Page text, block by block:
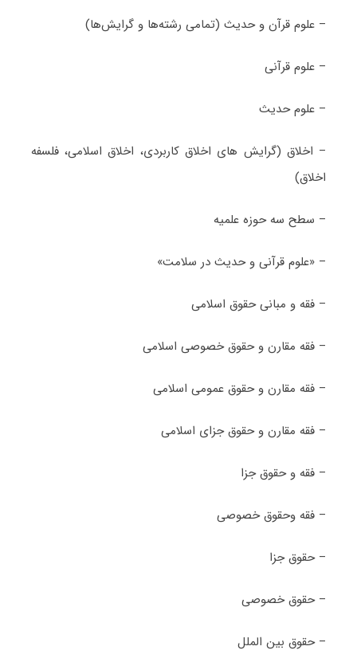
– علوم قرآن و حدیث (تمامی رشته‌ها و گرایش‌ها)
– علوم قرآنی
– علوم حدیث
– اخلاق (گرایش های اخلاق کاربردی، اخلاق اسلامی، فلسفه
اخلاق)
– سطح سه حوزه علمیه
– «علوم قرآنی و حدیث در سلامت»
– فقه و مبانی حقوق اسلامی
– فقه مقارن و حقوق خصوصی اسلامی
– فقه مقارن و حقوق عمومی اسلامی
– فقه مقارن و حقوق جزای اسلامی
– فقه و حقوق جزا
– فقه وحقوق خصوصی
– حقوق جزا
– حقوق خصوصی
– حقوق بین الملل